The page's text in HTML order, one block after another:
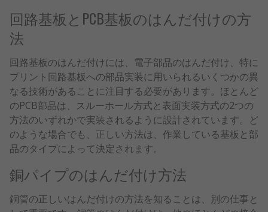
回路基板とPCB基板のはんだ付けの方
法
回路基板のはんだ付けには、電子部品のはんだ付け、特に
プリント回路基板への部品実装に用いられるいくつかの異
なる技術があることに注目する必要があります。ほとんど
のPCB部品は、スルーホール方式と表面実装方式の2つの
方法のいずれかで実装されるように設計されています。ど
のような場合でも、正しい方法は、作業している基板と部
品のタイプによって決定されます。
銅パイプのはんだ付け方法
銅管の正しいはんだ付けの方法を知ることは、別の仕事と